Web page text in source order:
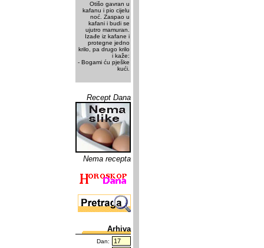
Otišo gavran u
kafanu i pio cijelu
noć. Zaspao u
kafani i budi se
ujutro mamuran.
Izađe iz kafane i
protegne jedno
krilo, pa drugo krilo
i kaže:
- Bogami ću pješke
kući.
Recept Dana
Nema recepta
Arhiva
Dan: